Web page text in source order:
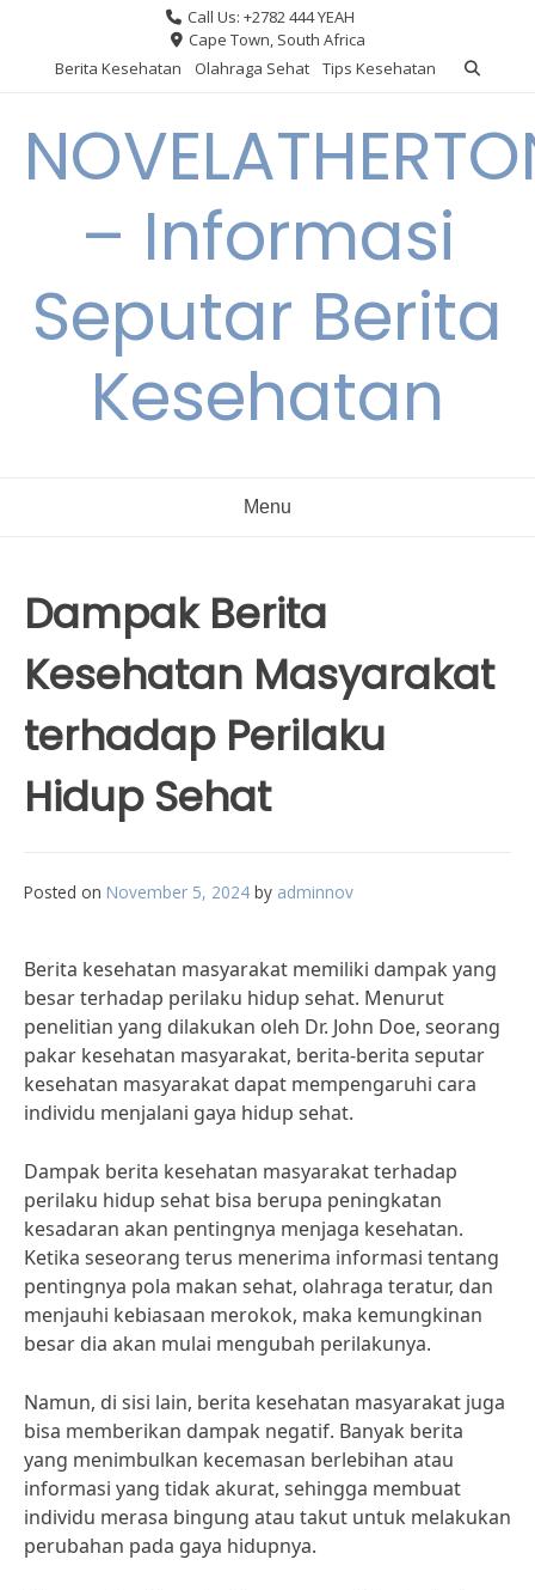
content
Call Us: +2782 444 YEAH
Cape Town, South Africa
Berita Kesehatan
Olahraga Sehat Tips Kesehatan
– Informasi
Seputar Berita
Kesehatan
Menu
Dampak Berita
Kesehatan Masyarakat
terhadap Perilaku
Hidup Sehat
Posted on November 5, 2024 by adminnov
Berita kesehatan masyarakat memiliki dampak yang
besar terhadap perilaku hidup sehat. Menurut
penelitian yang dilakukan oleh Dr. John Doe, seorang
pakar kesehatan masyarakat, berita-berita seputar
kesehatan masyarakat dapat mempengaruhi cara
individu menjalani gaya hidup sehat.
Dampak berita kesehatan masyarakat terhadap
perilaku hidup sehat bisa berupa peningkatan
kesadaran akan pentingnya menjaga kesehatan.
Ketika seseorang terus menerima informasi tentang
pentingnya pola makan sehat, olahraga teratur, dan
menjauhi kebiasaan merokok, maka kemungkinan
besar dia akan mulai mengubah perilakunya.
Namun, di sisi lain, berita kesehatan masyarakat juga
bisa memberikan dampak negatif. Banyak berita
yang menimbulkan kecemasan berlebihan atau
informasi yang tidak akurat, sehingga membuat
individu merasa bingung atau takut untuk melakukan
perubahan pada gaya hidupnya.